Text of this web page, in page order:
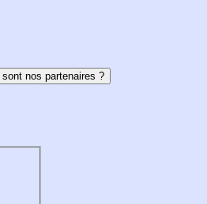
sont nos partenaires ?